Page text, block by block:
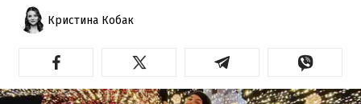
Кристина Кобак